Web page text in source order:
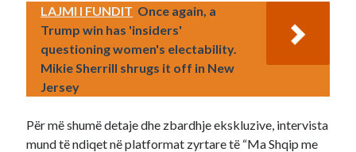
LAJMI I FUNDIT Once again, a
Trump win has 'insiders'
questioning women's electability.
Mikie Sherrill shrugs it off in New
Jersey
Për më shumë detaje dhe zbardhje ekskluzive, intervista
mund të ndiqet në platformat zyrtare të “Ma Shqip me